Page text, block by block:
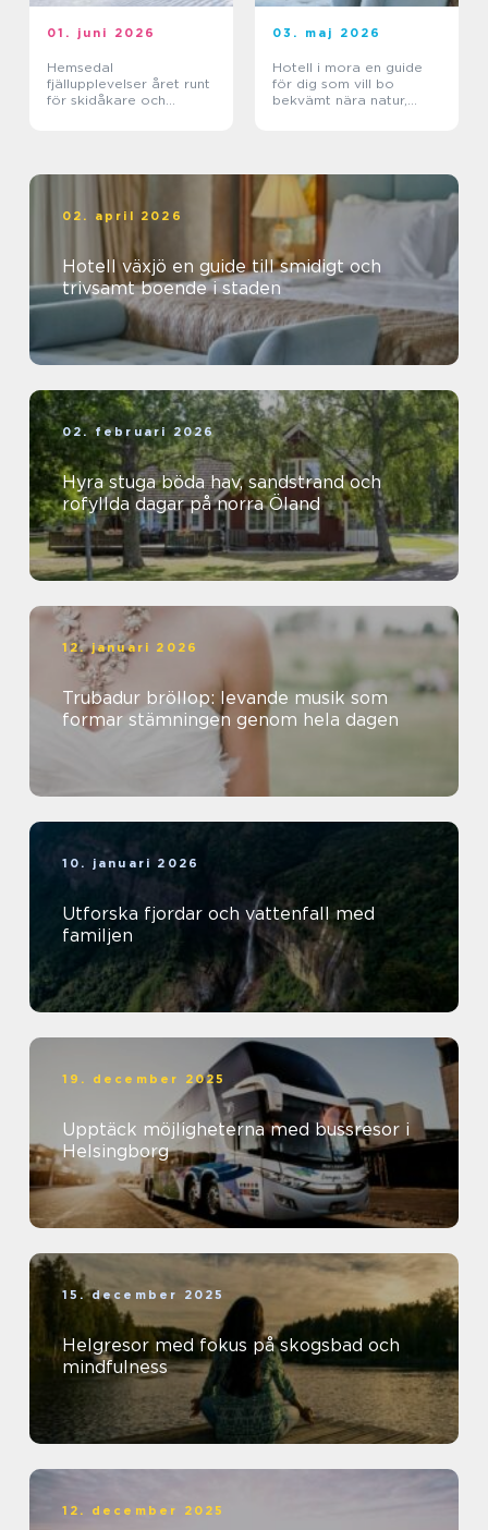
01. juni 2026
Hemsedal
fjällupplevelser året runt
för skidåkare och
03. maj 2026
Hotell i mora en guide
för dig som vill bo
bekvämt nära natur,
02. april 2026
Hotell växjö en guide till smidigt och
trivsamt boende i staden
02. februari 2026
Hyra stuga böda hav, sandstrand och
rofyllda dagar på norra Öland
12. januari 2026
Trubadur bröllop: levande musik som
formar stämningen genom hela dagen
10. januari 2026
Utforska fjordar och vattenfall med
familjen
19. december 2025
Upptäck möjligheterna med bussresor i
Helsingborg
15. december 2025
Helgresor med fokus på skogsbad och
mindfulness
12. december 2025